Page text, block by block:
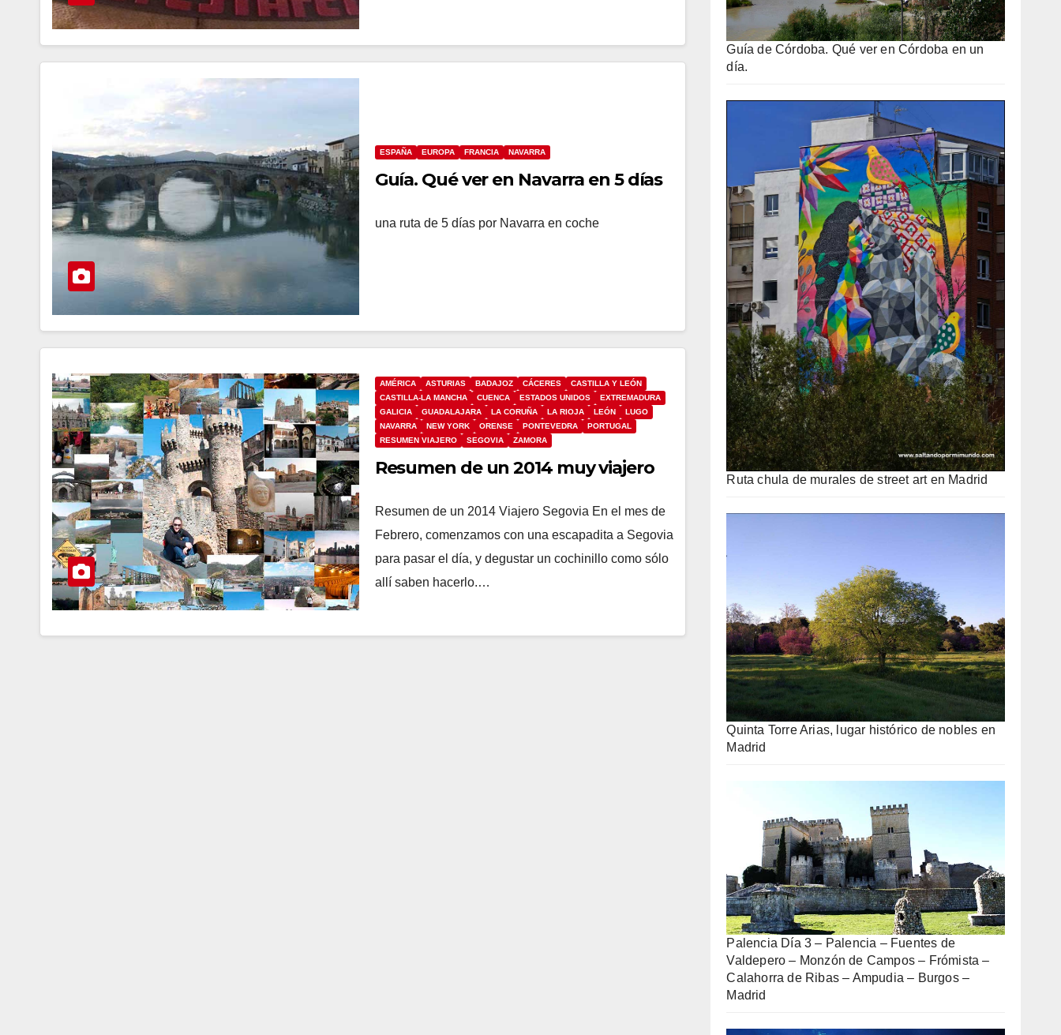
ESPAÑA EUROPA FRANCIA NAVARRA
Guía. Qué ver en Navarra en 5 días
una ruta de 5 días por Navarra en coche
AMÉRICA ASTURIAS BADAJOZ CÁCERES
CASTILLA Y LEÓN
CASTILLA-LA MANCHA
CUENCA ESTADOS UNIDOS
EXTREMADURA
GALICIA
GUADALAJARA LA CORUÑA LA RIOJA LEÓN
LUGO
NAVARRA
NEW YORK ORENSE PONTEVEDRA
PORTUGAL
RESUMEN VIAJERO
SEGOVIA ZAMORA
Resumen de un 2014 muy viajero
Resumen de un 2014 Viajero Segovia En el mes de
Febrero, comenzamos con una escapadita a Segovia
para pasar el día, y degustar un cochinillo como sólo
allí saben hacerlo.…
Guía de Córdoba. Qué ver en Córdoba en un
día.
Ruta chula de murales de street art en Madrid
Quinta Torre Arias, lugar histórico de nobles en
Madrid
Palencia Día 3 – Palencia – Fuentes de
Valdepero – Monzón de Campos – Frómista –
Calahorra de Ribas – Ampudia – Burgos –
Madrid